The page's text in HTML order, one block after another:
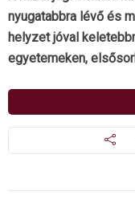
nyugatabbra lévő és
helyzet jóval
egyetemeken,